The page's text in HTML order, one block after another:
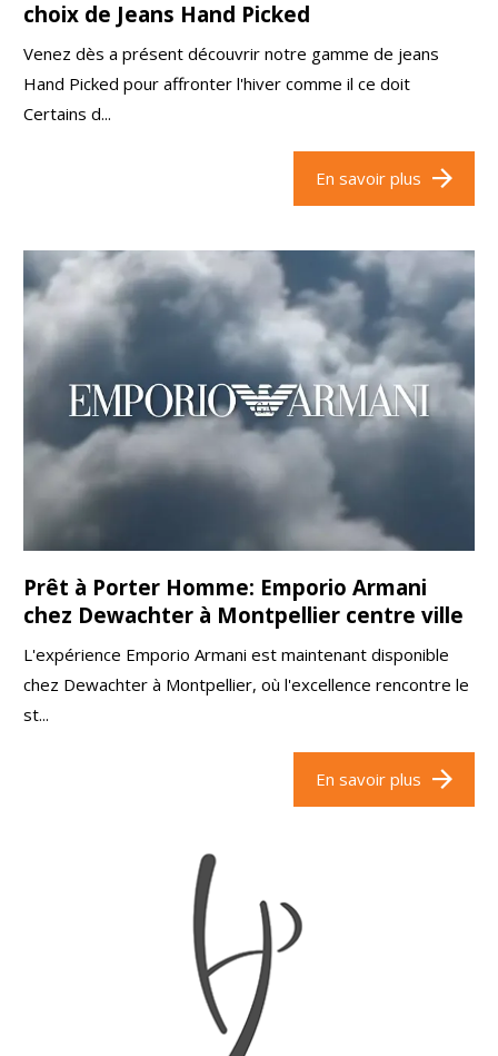
choix de Jeans Hand Picked
Venez dès a présent découvrir notre gamme de jeans
Hand Picked pour affronter l'hiver comme il ce doit
Certains d...
En savoir plus
Prêt à Porter Homme: Emporio Armani
chez Dewachter à Montpellier centre ville
L'expérience Emporio Armani est maintenant disponible
chez Dewachter à Montpellier, où l'excellence rencontre le
st...
En savoir plus